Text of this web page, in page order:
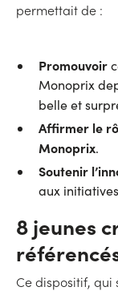
permettait de :
Promouvoir
Monoprix
belle et
Affirmer le
Monoprix.
Soutenir
aux
8 jeunes
Ce dispositif, qui